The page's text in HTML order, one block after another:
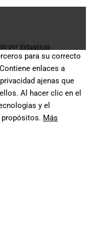
por Virtualis.es
para su correcto
enlaces a
ajenas que
Al hacer clic en el
y el
Más